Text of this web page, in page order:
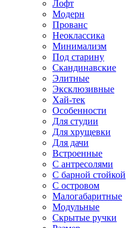
Лофт
Модерн
Прованс
Неоклассика
Минимализм
Под старину
Скандинавские
Элитные
Эксклюзивные
Хай-тек
Особенности
Для студии
Для хрущевки
Для дачи
Встроенные
С антресолями
С барной стойкой
С островом
Малогабаритные
Модульные
Скрытые ручки